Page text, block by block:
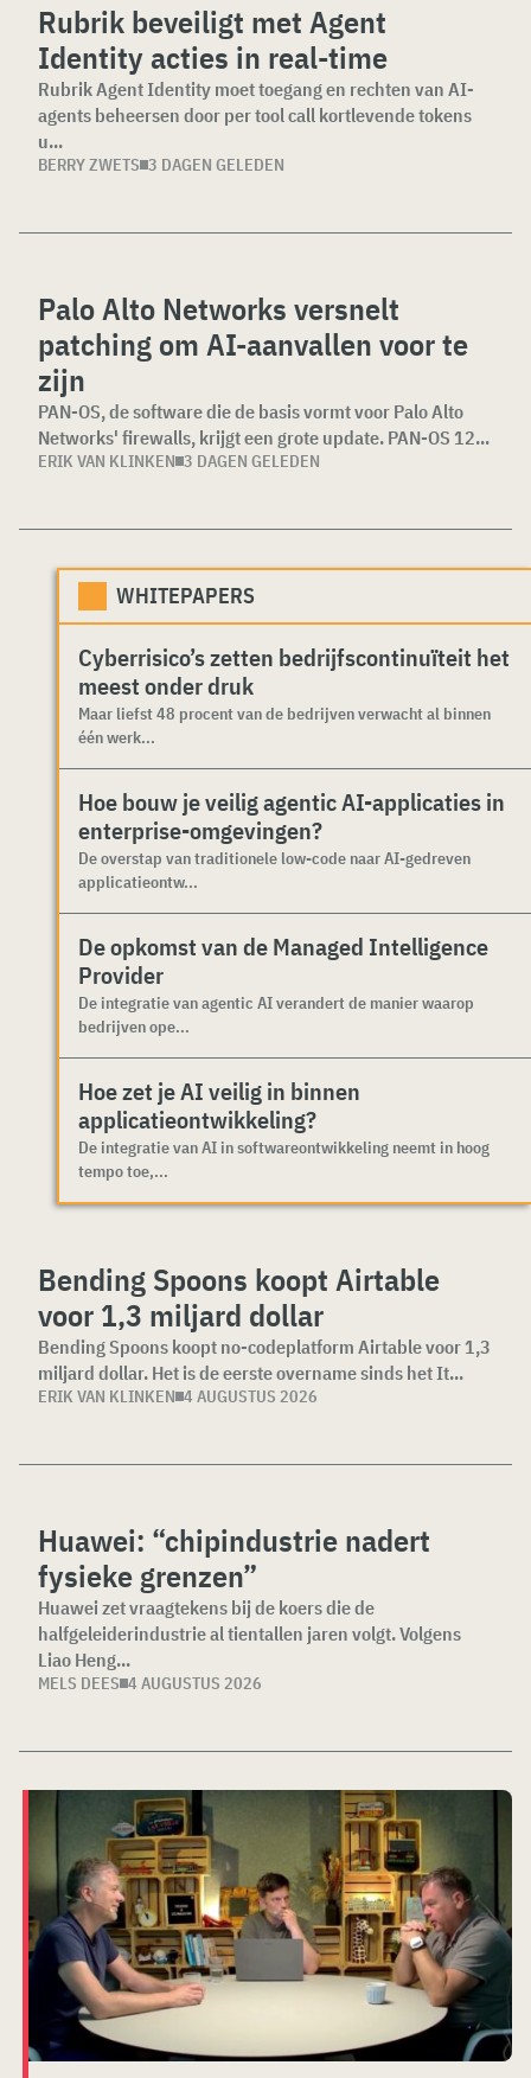
Rubrik beveiligt met Agent
Identity acties in real-time
Rubrik Agent Identity moet toegang en rechten van AI-
agents beheersen door per tool call kortlevende tokens
u...
BERRY ZWETS 3 DAGEN GELEDEN
Palo Alto Networks versnelt
patching om AI-aanvallen voor te
zijn
PAN-OS, de software die de basis vormt voor Palo Alto
Networks' firewalls, krijgt een grote update. PAN-OS 12...
ERIK VAN KLINKEN 3 DAGEN GELEDEN
WHITEPAPERS
Cyberrisico’s zetten bedrijfscontinuïteit het
meest onder druk
Maar liefst 48 procent van de bedrijven verwacht al binnen
één werk...
Hoe bouw je veilig agentic AI-applicaties in
enterprise-omgevingen?
De overstap van traditionele low-code naar AI-gedreven
applicatieontw...
De opkomst van de Managed Intelligence
Provider
De integratie van agentic AI verandert de manier waarop
bedrijven ope...
Hoe zet je AI veilig in binnen
applicatieontwikkeling?
De integratie van AI in softwareontwikkeling neemt in hoog
tempo toe,...
Bending Spoons koopt Airtable
voor 1,3 miljard dollar
Bending Spoons koopt no-codeplatform Airtable voor 1,3
miljard dollar. Het is de eerste overname sinds het It...
ERIK VAN KLINKEN 4 AUGUSTUS 2026
Huawei: “chipindustrie nadert
fysieke grenzen”
Huawei zet vraagtekens bij de koers die de
halfgeleiderindustrie al tientallen jaren volgt. Volgens
Liao Heng...
MELS DEES 4 AUGUSTUS 2026